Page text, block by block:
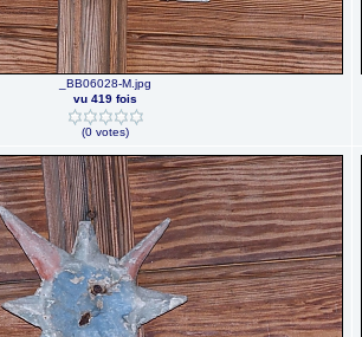
_BB06028-M.jpg
vu 419 fois
(0 votes)